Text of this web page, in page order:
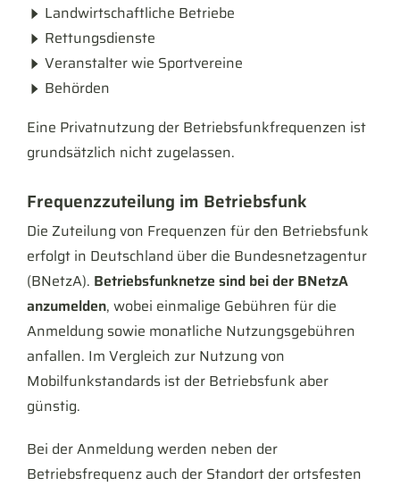
Landwirtschaftliche Betriebe
Rettungsdienste
Veranstalter wie Sportvereine
Behörden
Eine Privatnutzung der Betriebsfunkfrequenzen ist
grundsätzlich nicht zugelassen.
Frequenzzuteilung im Betriebsfunk
Die Zuteilung von Frequenzen für den Betriebsfunk
erfolgt in Deutschland über die Bundesnetzagentur
(BNetzA). Betriebsfunknetze sind bei der BNetzA
anzumelden, wobei einmalige Gebühren für die
Anmeldung sowie monatliche Nutzungsgebühren
anfallen. Im Vergleich zur Nutzung von
Mobilfunkstandards ist der Betriebsfunk aber
günstig.
Bei der Anmeldung werden neben der
Betriebsfrequenz auch der Standort der ortsfesten